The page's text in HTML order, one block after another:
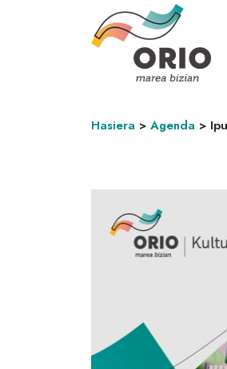
Hasiera > Agenda >